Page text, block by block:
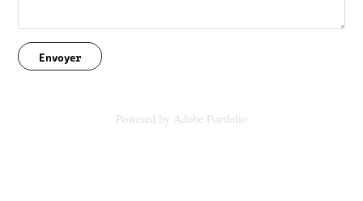
Envoyer
Powered by Adobe Portfolio